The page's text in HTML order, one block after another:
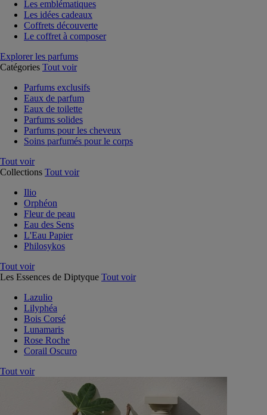
Les emblématiques
Les idées cadeaux
Coffrets découverte
Le coffret à composer
Explorer les parfums
Catégories Tout voir
Parfums exclusifs
Eaux de parfum
Eaux de toilette
Parfums solides
Parfums pour les cheveux
Soins parfumés pour le corps
Tout voir
Collections Tout voir
Ilio
Orphéon
Fleur de peau
Eau des Sens
L'Eau Papier
Philosykos
Tout voir
Les Essences de Diptyque Tout voir
Lazulio
Lilyphéa
Bois Corsé
Lunamaris
Rose Roche
Corail Oscuro
Tout voir